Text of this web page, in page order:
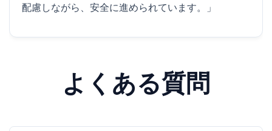
配慮しながら、安全に進められています。」
よくある質問